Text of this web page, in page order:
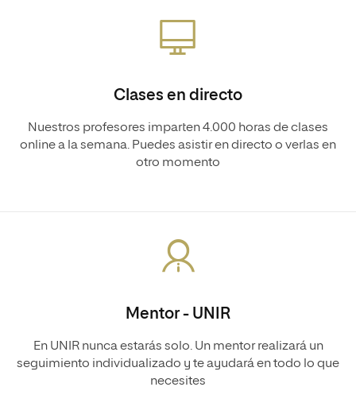
Clases en directo
Nuestros profesores imparten 4.000 horas de clases
online a la semana. Puedes asistir en directo o verlas en
otro momento
Mentor - UNIR
En UNIR nunca estarás solo. Un mentor realizará un
seguimiento individualizado y te ayudará en todo lo que
necesites